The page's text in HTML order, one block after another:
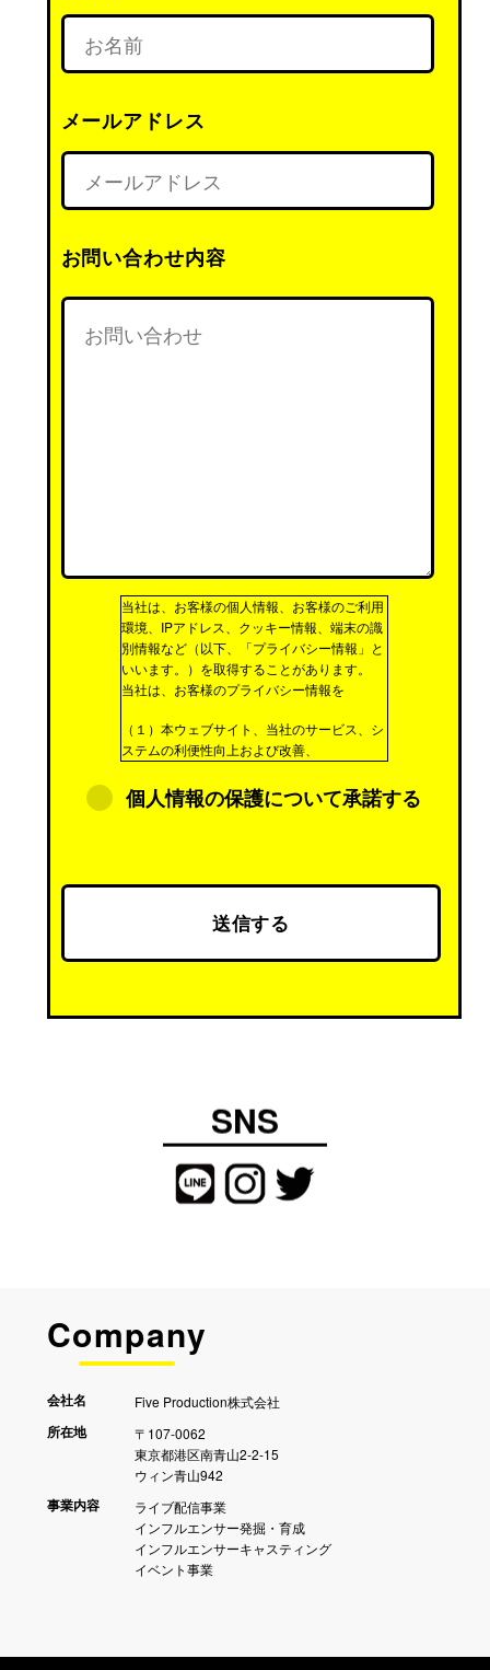
メールアドレス
お問い合わせ内容
当社は、お客様の個人情報、お客様のご利用
環境、IPアドレス、クッキー情報、端末の識
別情報など（以下、「プライバシー情報」と
いいます。）を取得することがあります。
当社は、お客様のプライバシー情報を
（１）本ウェブサイト、当社のサービス、シ
ステムの利便性向上および改善、
（２）当社の商品、サービスのためのマーケ
ティング活動、ならびに
三者にプライバシー情報を預託する場合があ
なお、お客様の個人情報を取得する際は、お
客様ご本人の同意を得たうえで、適法かつ公
報の取扱いに関する法令、国が定める指針そ
の他の規則を遵守し、個人情報保護のため
て、開示、訂正、追加または消去のご要望が
ある場合は、当社お問い合わせ窓口宛にお問
個人情報の保護について承諾する
SNS
Company
会社名 Five Production株式会社
所在地
〒107-0062
東京都港区南青山2-2-15
ウィン青山942
事業内容
ライブ配信事業
インフルエンサー発掘・育成
インフルエンサーキャスティング
イベント事業